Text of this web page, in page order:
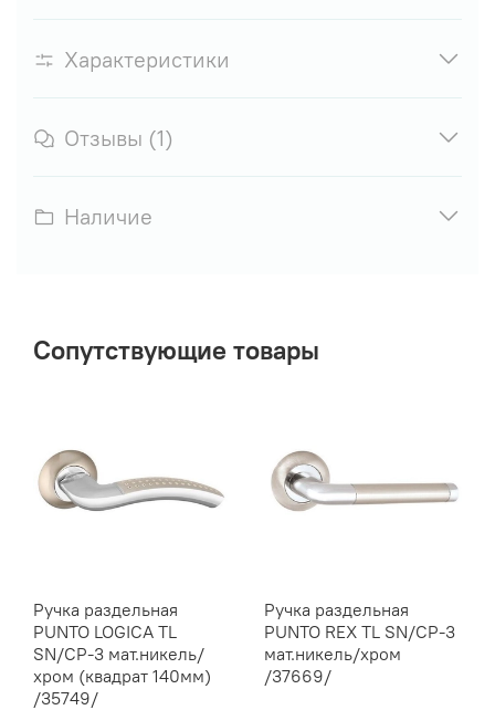
Характеристики
Отзывы (1)
Наличие
Сопутствующие товары
Ручка раздельная
PUNTO LOGICA TL
SN/CP-3 мат.никель/
хром (квадрат 140мм)
/35749/
Ручка раздельная
PUNTO REX TL SN/CP-3
мат.никель/хром
/37669/